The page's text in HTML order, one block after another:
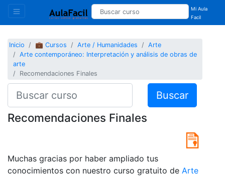
Mi Aula
Facil
Inicio 💼 Cursos Arte / Humanidades
Arte
Arte contemporáneo: Interpretación y análisis de obras de
arte
Recomendaciones Finales
Buscar
Recomendaciones Finales
Muchas gracias por haber ampliado tus
conocimientos con nuestro curso gratuito de Arte